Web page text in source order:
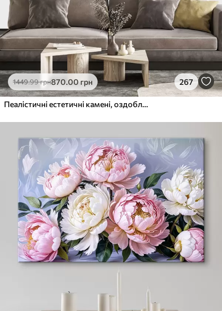
1449.99грн870.00 грн 267
Пеалістичні естетичні камені, оздоблення будинку, природне освітлення